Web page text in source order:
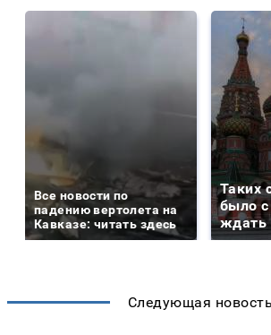
Все новости по
падению вертолета на
Кавказе: читать здесь
Таких
было с
ждать
Следующая новость